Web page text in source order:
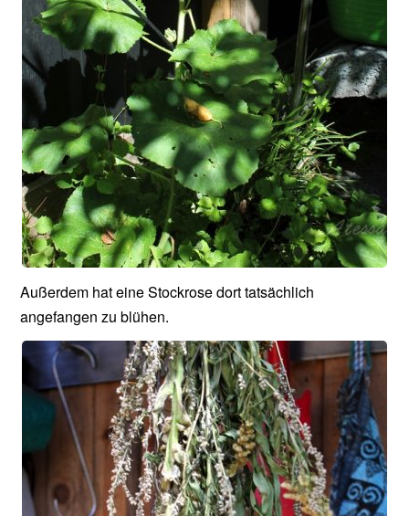
Außerdem hat eine Stockrose dort tatsächlich
angefangen zu blühen.